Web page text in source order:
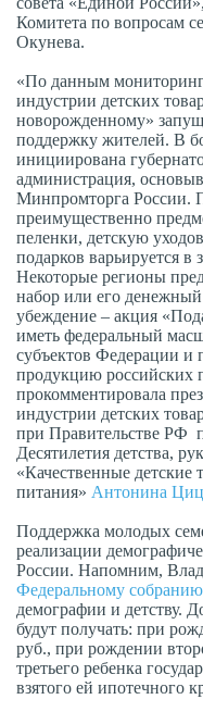
Комитета по вопросам
Окунева.
«По данным
индустрии детских
новорожденному»
поддержку жителей. В
инициирована
администрация,
Минпромторга России.
преимущественно
пеленки, детскую
подарков варьируется
Некоторые регионы
набор или его
убеждение – акция
иметь федеральный
субъектов Федерации и
продукцию российских
прокомментировала
индустрии детских
при Правительстве РФ
Десятилетия детства,
«Качественные детские
питания» Антонина
Поддержка молодых
реализации
России. Напомним,
Федеральному собранию
демографии и детству.
будут получать: при
руб., при рождении
третьего ребенка
взятого ей ипотечного